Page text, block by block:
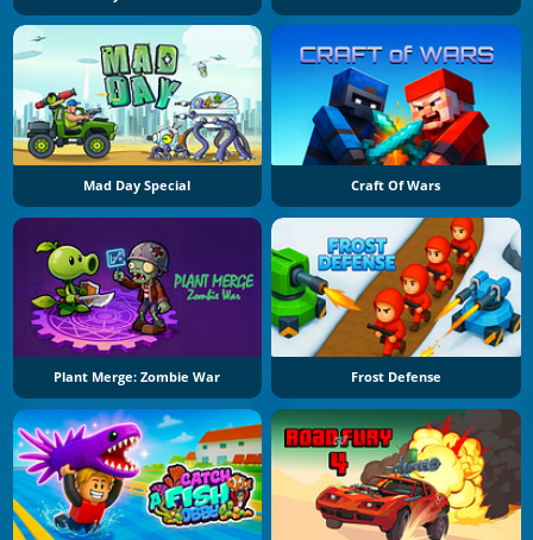
Mad Day Special Craft Of Wars
Plant Merge: Zombie War Frost Defense